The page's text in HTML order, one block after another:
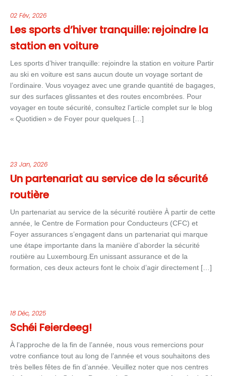
02 Fév, 2026
Les sports d’hiver tranquille: rejoindre la
station en voiture
Les sports d’hiver tranquille: rejoindre la station en voiture Partir
au ski en voiture est sans aucun doute un voyage sortant de
l’ordinaire. Vous voyagez avec une grande quantité de bagages,
sur des surfaces glissantes et des routes encombrées. Pour
voyager en toute sécurité, consultez l’article complet sur le blog
« Quotidien » de Foyer pour quelques […]
23 Jan, 2026
Un partenariat au service de la sécurité
routière
Un partenariat au service de la sécurité routière À partir de cette
année, le Centre de Formation pour Conducteurs (CFC) et
Foyer assurances s’engagent dans un partenariat qui marque
une étape importante dans la manière d’aborder la sécurité
routière au Luxembourg.En unissant assurance et de la
formation, ces deux acteurs font le choix d’agir directement […]
18 Déc, 2025
Schéi Feierdeeg!
À l’approche de la fin de l’année, nous vous remercions pour
votre confiance tout au long de l’année et vous souhaitons des
très belles fêtes de fin d’année. Veuillez noter que nos centres